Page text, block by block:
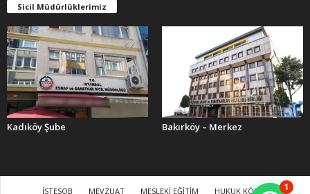
Sicil Müdürlüklerimiz
Kadıköy Şube Bakırköy – Merkez
İSTESOB MEVZUAT MESLEKİ EĞİTİM HUKUK KÖŞESİ 1